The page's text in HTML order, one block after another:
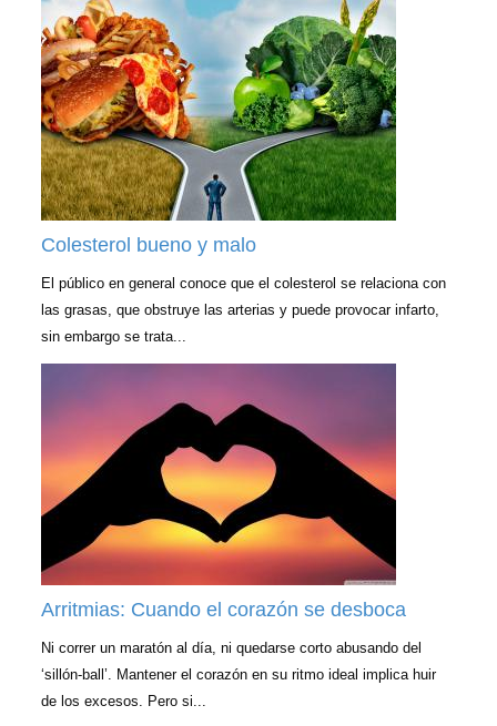
Colesterol bueno y malo
El público en general conoce que el colesterol se relaciona con
las grasas, que obstruye las arterias y puede provocar infarto,
sin embargo se trata...
Arritmias: Cuando el corazón se desboca
Ni correr un maratón al día, ni quedarse corto abusando del
‘sillón-ball’. Mantener el corazón en su ritmo ideal implica huir
de los excesos. Pero si...